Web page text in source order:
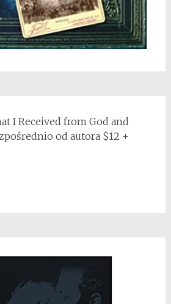
I Received from God and
od autora $12 +